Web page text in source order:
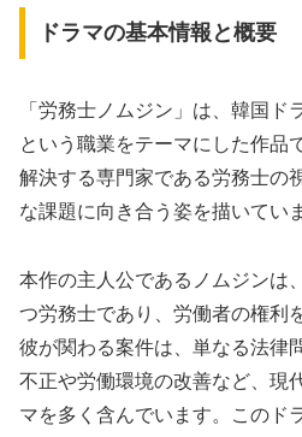
ドラマの基本情報と概要
「労務士ノムジン」は、韓国
という職業をテーマにした作品
解決する専門家である労務士の
な課題に向き合う姿を描いてい
本作の主人公であるノムジンは
つ労務士であり、労働者の権利
彼が関わる案件は、単なる法律
不正や労働環境の改善など、現
マを多く含んでいます。このド